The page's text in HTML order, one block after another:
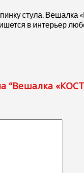
стула.
в интерьер
“Вешалка